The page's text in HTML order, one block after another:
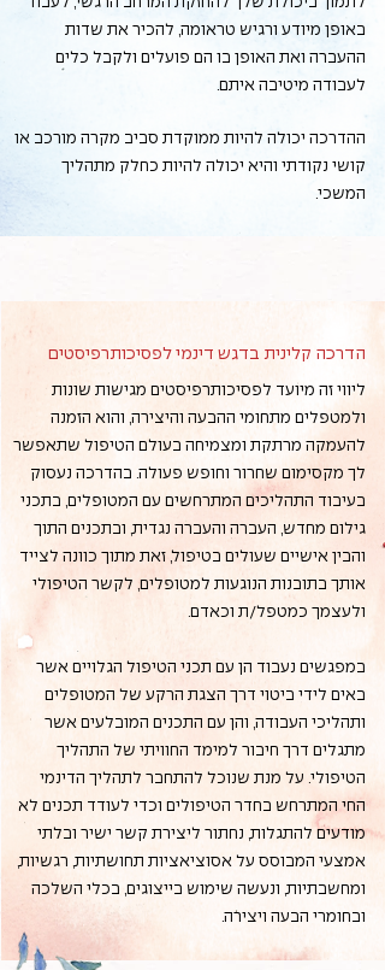
באופן מיודע ורגיש טראומה, להכיר את שדות
ההעברה ואת האופן בו הם פועלים ולקבל כלים
לעבודה מיטיבה איתם.
ההדרכה יכולה להיות ממוקדת סביב מקרה מורכב או
קושי נקודתי והיא יכולה להיות כחלק מתהליך
המשכי.
ליווי זה מיועד לפסיכותרפיסטים מגישות שונות
ולמטפלים מתחומי ההבעה והיצירה, והוא הזמנה
להעמקה מרתקת ומצמיחה בעולם הטיפול שתאפשר
לך מקסימום שחרור וחופש פעולה. בהדרכה נעסוק
בעיבוד התהליכים המתרחשים עם המטופלים, בתכני
גילום מחדש, העברה והעברה נגדית, ובתכנים התוך
והבין אישיים שעולים בטיפול, זאת מתוך כוונה לצייד
אותך בתובנות הנוגעות למטופלים, לקשר הטיפולי
ולעצמך כמטפל/ת וכאדם.
במפגשים נעבוד הן עם תכני הטיפול הגלויים אשר
באים לידי ביטוי דרך הצגת הרקע של המטופלים
ותהליכי העבודה, והן עם התכנים המובלעים אשר
מתגלים דרך חיבור למימד החוויתי של התהליך
הטיפולי. על מנת שנוכל להתחבר לתהליך הדינמי
החי המתרחש בחדר הטיפולים וכדי לעודד תכנים לא
מודעים להתגלות, נחתור ליצירת קשר ישיר ובלתי
אמצעי המבוסס על אסוציאציות תחושתיות, רגשיות,
ומחשבתיות, ונעשה שימוש בייצוגים, בכלי השלכה
ובחומרי הבעה ויצירה.
הדרכה קלינית בדגש דינמי לפסיכותרפיסטים